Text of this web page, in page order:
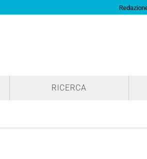
RICERCA